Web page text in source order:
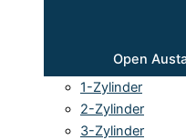
Open
1-Zylinder
2-Zylinder
3-Zylinder